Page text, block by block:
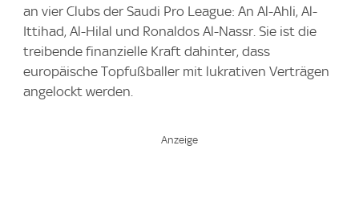
an vier Clubs der Saudi Pro League: An Al-Ahli, Al-
Ittihad, Al-Hilal und Ronaldos Al-Nassr. Sie ist die
treibende finanzielle Kraft dahinter, dass
europäische Topfußballer mit lukrativen Verträgen
angelockt werden.